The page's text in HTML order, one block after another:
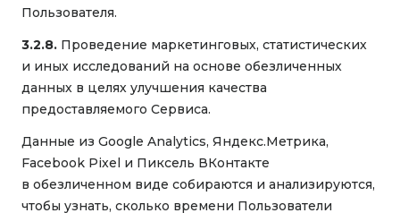
Пользователя.
3.2.8. Проведение маркетинговых, статистических
и иных исследований на основе обезличенных
данных в целях улучшения качества
предоставляемого Сервиса.
Данные из Google Analytics, Яндекс.Метрика,
Facebook Pixel и Пиксель ВКонтакте
в обезличенном виде собираются и анализируются,
чтобы узнать, сколько времени Пользователи